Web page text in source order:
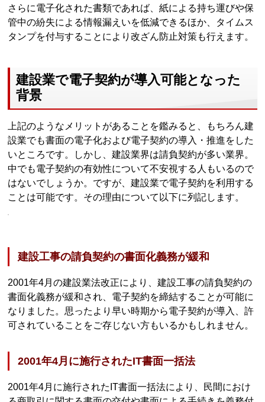
さらに電子化された書類であれば、紙による持ち運びや保
管中の紛失による情報漏えいを低減できるほか、タイムス
タンプを付与することにより改ざん防止対策も行えます。
建設業で電子契約が導入可能となった
背景
上記のようなメリットがあることを鑑みると、もちろん建
設業でも書面の電子化および電子契約の導入・推進をした
いところです。しかし、建設業界は請負契約が多い業界。
中でも電子契約の有効性について不安視する人もいるので
はないでしょうか。ですが、建設業で電子契約を利用する
ことは可能です。その理由について以下に列記します。
建設工事の請負契約の書面化義務が緩和
2001年4月の建設業法改正により、建設工事の請負契約の
書面化義務が緩和され、電子契約を締結することが可能に
なりました。思ったより早い時期から電子契約が導入、許
可されていることをご存じない方もいるかもしれません。
2001年4月に施行されたIT書面一括法
2001年4月に施行されたIT書面一括法により、民間におけ